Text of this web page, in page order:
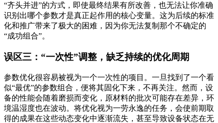
“齐头并进”的方式，即使最终结果有所改善，也无法让你准确
识别出哪个参数才是真正起作用的核心变量。这为后续的标准
化和推广带来了极大的困难，因为你无法复制那个不确定的
“成功组合”。
误区三：“一次性”调整，缺乏持续的优化周期
参数优化很容易被视为一个一次性的项目。一旦找到了一个看
似“最优”的参数组合，便将其固化下来，不再关注。然而，设
备的性能会随着磨损而变化，原材料的批次可能存在差异，环
境温湿度也在波动。将优化视为一劳永逸的任务，会使前期取
得的成果在这些动态变化中逐渐流失，甚至导致设备状态在无